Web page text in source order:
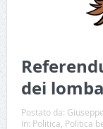
dei
Postato da:
In: Politica, Politica